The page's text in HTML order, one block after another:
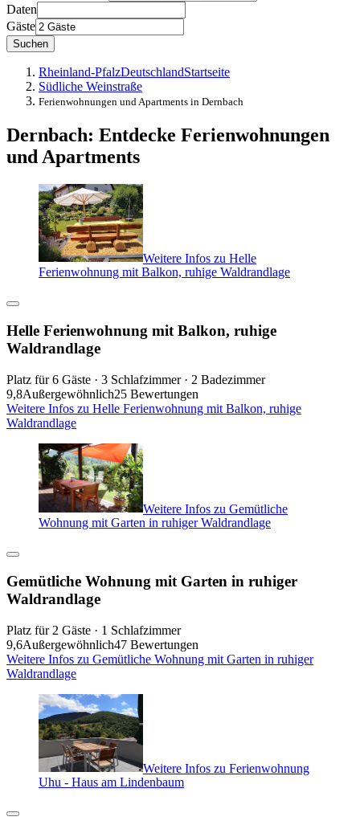
Daten
Gäste
Suchen
Rheinland-PfalzDeutschlandStartseite
Südliche Weinstraße
Ferienwohnungen und Apartments in Dernbach
Dernbach: Entdecke Ferienwohnungen
und Apartments
Weitere Infos zu Helle
Ferienwohnung mit Balkon, ruhige Waldrandlage
Helle Ferienwohnung mit Balkon, ruhige
Waldrandlage
Platz für 6 Gäste · 3 Schlafzimmer · 2 Badezimmer
9,8Außergewöhnlich25 Bewertungen
Weitere Infos zu Helle Ferienwohnung mit Balkon, ruhige
Waldrandlage
Weitere Infos zu Gemütliche
Wohnung mit Garten in ruhiger Waldrandlage
Gemütliche Wohnung mit Garten in ruhiger
Waldrandlage
Platz für 2 Gäste · 1 Schlafzimmer
9,6Außergewöhnlich47 Bewertungen
Weitere Infos zu Gemütliche Wohnung mit Garten in ruhiger
Waldrandlage
Weitere Infos zu Ferienwohnung
Uhu - Haus am Lindenbaum